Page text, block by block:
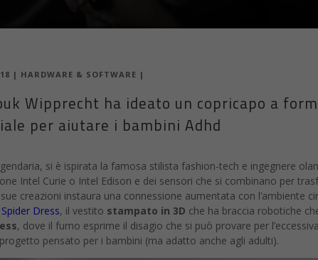
| HARDWARE & SOFTWARE |
Wipprecht ha ideato un copricapo a
per aiutare i bambini Adhd
si è ispirata la famosa stilista fashion-tech e ingegnere
Intel Curie o Intel Edison e dei sensori che si combinano per
creazioni instaura una connessione aumentata con l’ambiente
Spider Dress, il vestito stampato in 3D che ha braccia robotiche
, dove il fumo esprime il disagio che si può provare per
pensato per i bambini (ma adatto anche agli adulti).